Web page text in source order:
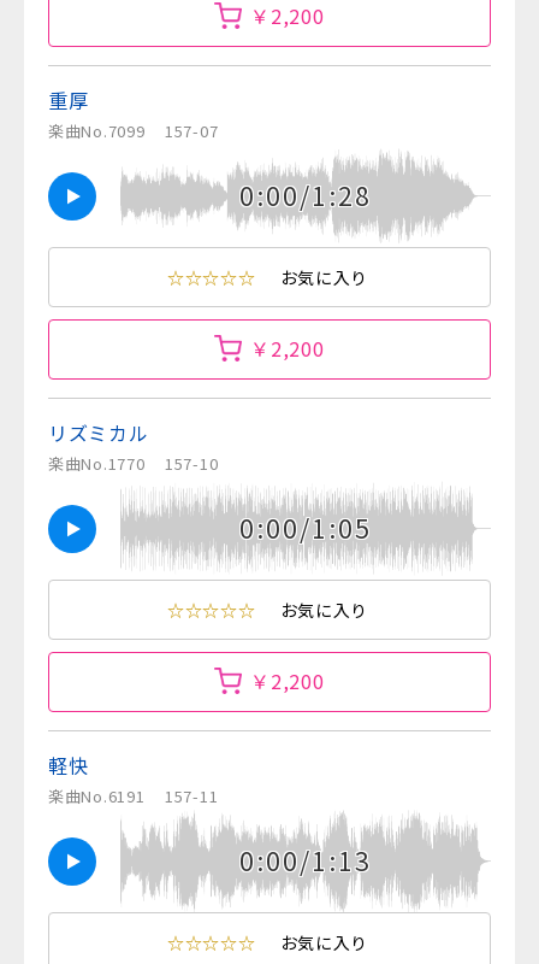
￥2,200
重厚
楽曲No.7099 157-07
0:00/1:28
☆☆☆☆☆ お気に入り
￥2,200
リズミカル
楽曲No.1770 157-10
0:00/1:05
☆☆☆☆☆ お気に入り
￥2,200
軽快
楽曲No.6191 157-11
0:00/1:13
☆☆☆☆☆ お気に入り